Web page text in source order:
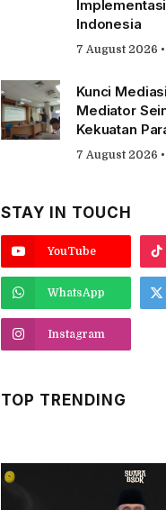
Indonesia
7 August 2026
Kunci
Mediator
Kekuatan
7 August 2026 •
STAY IN TOUCH
YouTube
WhatsApp
Instagram
TOP TRENDING